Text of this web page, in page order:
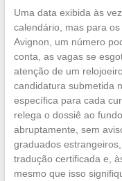
Uma data exibida às
calendário, mas para
Avignon, um número
conta, as vagas se
atenção de um
candidatura submetida
específica para cada
relega o dossiê ao
abruptamente, sem
graduados
tradução certificada e,
mesmo que isso